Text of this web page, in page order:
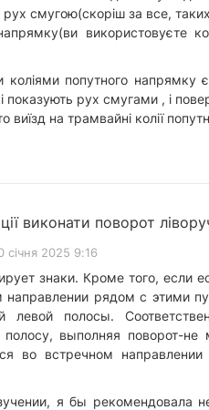
рух смугою(скоріш за все,
використовуєте
попутного напрямку
показують рух смугами , і
виїзд на трамвайні колії
виконати поворот
січня 2025 9:16
знаки. Кроме того, если
рядом с этими
левой полосы.
выполняя поворот-
во встречном
я бы рекомендовала